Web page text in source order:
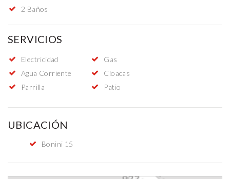
2 Baños
SERVICIOS
Electricidad
Gas
Agua Corriente
Cloacas
Parrilla
Patio
UBICACIÓN
Bonini 15